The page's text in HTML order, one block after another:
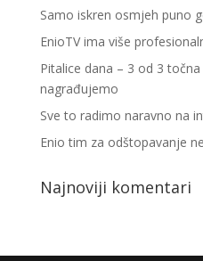
Samo iskren osmjeh puno
EnioTV ima više
Pitalice dana – 3 od 3
nagrađujemo
Sve to radimo naravno na
Enio tim za odštopavanje
Najnoviji komentari